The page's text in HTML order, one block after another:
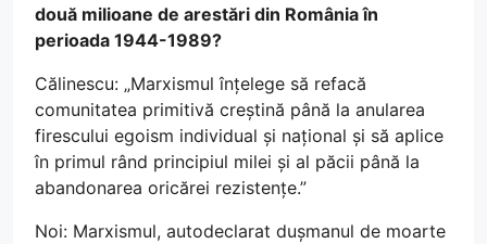
două milioane de arestări din România în
perioada 1944-1989?
Călinescu: „Marxismul înțelege să refacă
comunitatea primitivă creștină până la anularea
firescului egoism individual și național și să aplice
în primul rând principiul milei și al păcii până la
abandonarea oricărei rezistențe.”
Noi: Marxismul, autodeclarat dușmanul de moarte